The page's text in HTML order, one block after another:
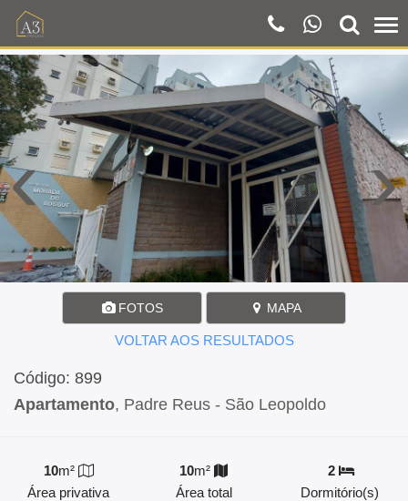
‹ ›
FOTOS MAPA
VOLTAR AOS RESULTADOS
Código: 899
Apartamento, Padre Reus - São Leopoldo
10m²
Área privativa
10m²
Área total
2
Dormitório(s)